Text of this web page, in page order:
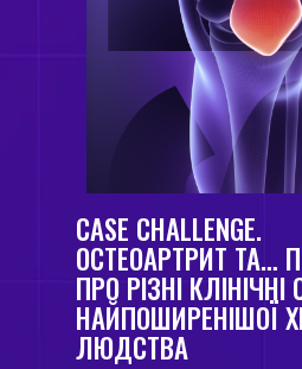
CASE CHALLENGE.
ОСТЕОАРТРИТ ТА…
ПРО РІЗНІ КЛІНІЧНІ
НАЙПОШИРЕНІШОЇ
ЛЮДСТВА